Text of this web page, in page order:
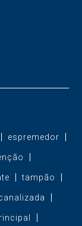
espremedor
tampão